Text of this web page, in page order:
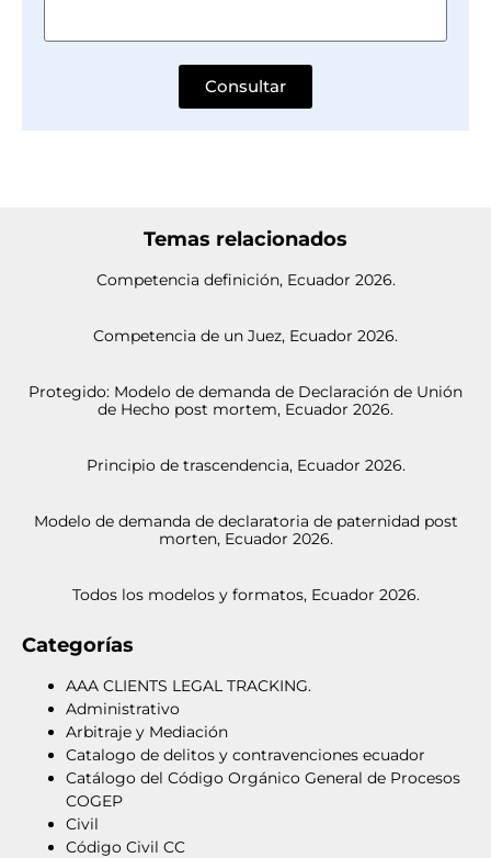
Consultar
Temas relacionados
Competencia definición, Ecuador 2026.
Competencia de un Juez, Ecuador 2026.
Protegido: Modelo de demanda de Declaración de Unión
de Hecho post mortem, Ecuador 2026.
Principio de trascendencia, Ecuador 2026.
Modelo de demanda de declaratoria de paternidad post
morten, Ecuador 2026.
Todos los modelos y formatos, Ecuador 2026.
Categorías
AAA CLIENTS LEGAL TRACKING.
Administrativo
Arbitraje y Mediación
Catalogo de delitos y contravenciones ecuador
Catálogo del Código Orgánico General de Procesos
COGEP
Civil
Código Civil CC